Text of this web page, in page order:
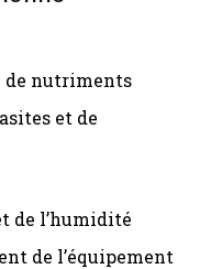
de nutriments
et de
de l’humidité
de l’équipement